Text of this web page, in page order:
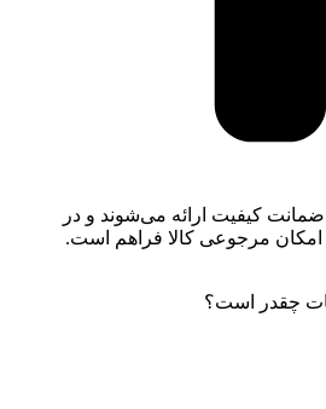
کیفیت ارائه می‌شوند و در
امکان مرجوعی کالا فراهم است.
چقدر است؟